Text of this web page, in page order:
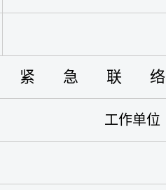
紧急联
工作单位